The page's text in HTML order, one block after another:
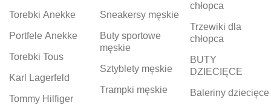
Torebki Anekke
Portfele Anekke
Torebki Tous
Karl Lagerfeld
Tommy Hilfiger
Sneakersy męskie
Buty sportowe
męskie
Sztyblety męskie
Trampki męskie
chłopca
Trzewiki dla
chłopca
BUTY
DZIECIĘCE
Baleriny dziecięce